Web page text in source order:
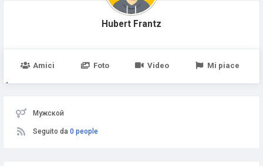
Hubert Frantz
Amici Foto Video Mi piace
Мужской
Seguito da 0 people